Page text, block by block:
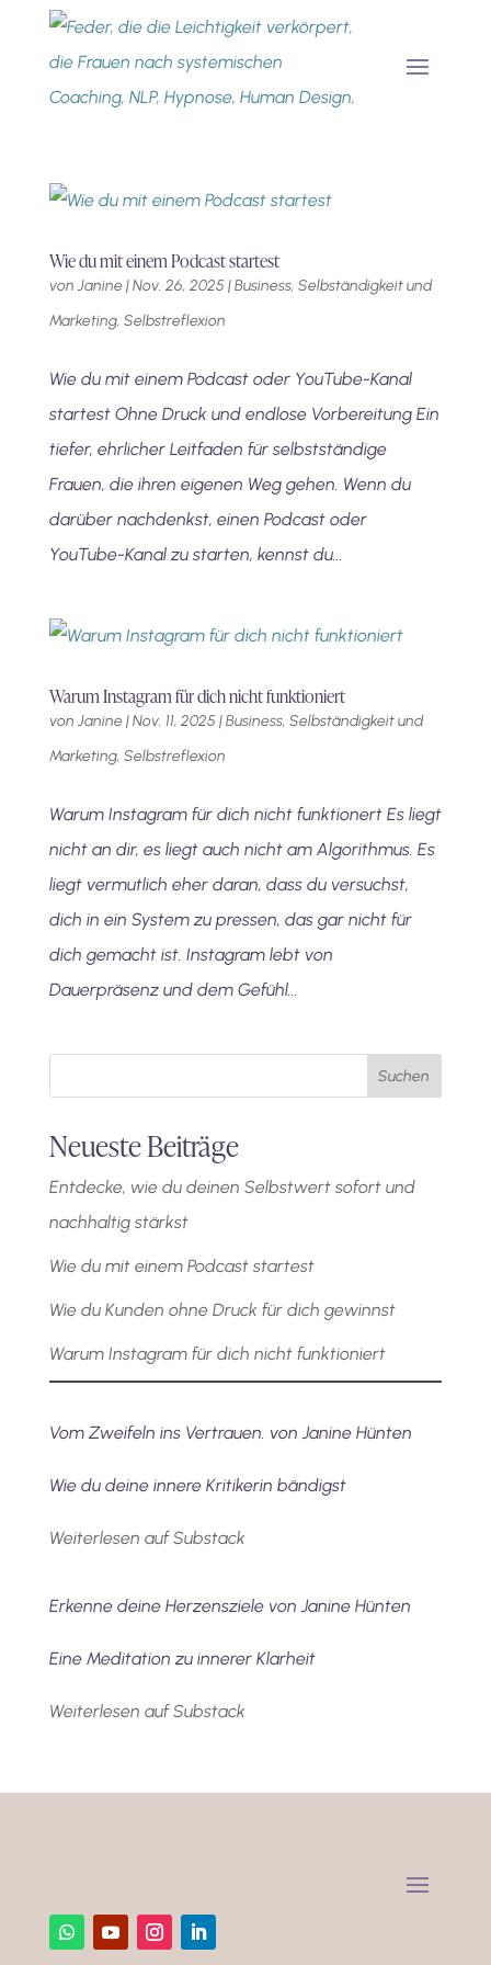
Wie du mit einem Podcast startest
von Janine|Nov. 26, 2025|Business, Selbständigkeit und
Marketing, Selbstreflexion
Wie du mit einem Podcast oder YouTube-Kanal
startest Ohne Druck und endlose Vorbereitung Ein
tiefer, ehrlicher Leitfaden für selbstständige
Frauen, die ihren eigenen Weg gehen. Wenn du
darüber nachdenkst, einen Podcast oder
YouTube-Kanal zu starten, kennst du...
Warum Instagram für dich nicht funktioniert
von Janine|Nov. 11, 2025|Business, Selbständigkeit und
Marketing, Selbstreflexion
Warum Instagram für dich nicht funktionert Es liegt
nicht an dir, es liegt auch nicht am Algorithmus. Es
liegt vermutlich eher daran, dass du versuchst,
dich in ein System zu pressen, das gar nicht für
dich gemacht ist. Instagram lebt von
Dauerpräsenz und dem Gefühl...
Suchen
Neueste Beiträge
Entdecke, wie du deinen Selbstwert sofort und
nachhaltig stärkst
Wie du mit einem Podcast startest
Wie du Kunden ohne Druck für dich gewinnst
Warum Instagram für dich nicht funktioniert
Vom Zweifeln ins Vertrauen. von Janine Hünten
Wie du deine innere Kritikerin bändigst
Weiterlesen auf Substack
Erkenne deine Herzensziele von Janine Hünten
Eine Meditation zu innerer Klarheit
Weiterlesen auf Substack